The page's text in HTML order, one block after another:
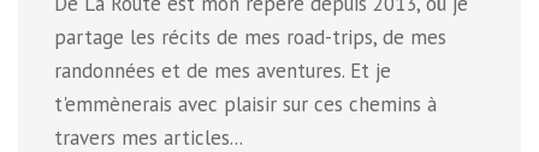
partage les récits de mes road-trips, de mes
randonnées et de mes aventures. Et je
t'emmènerais avec plaisir sur ces chemins à
travers mes articles...